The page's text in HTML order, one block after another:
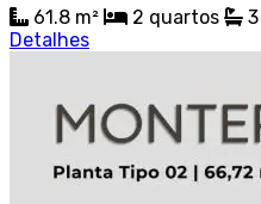
61.8 m²
2 quartos 3
Detalhes